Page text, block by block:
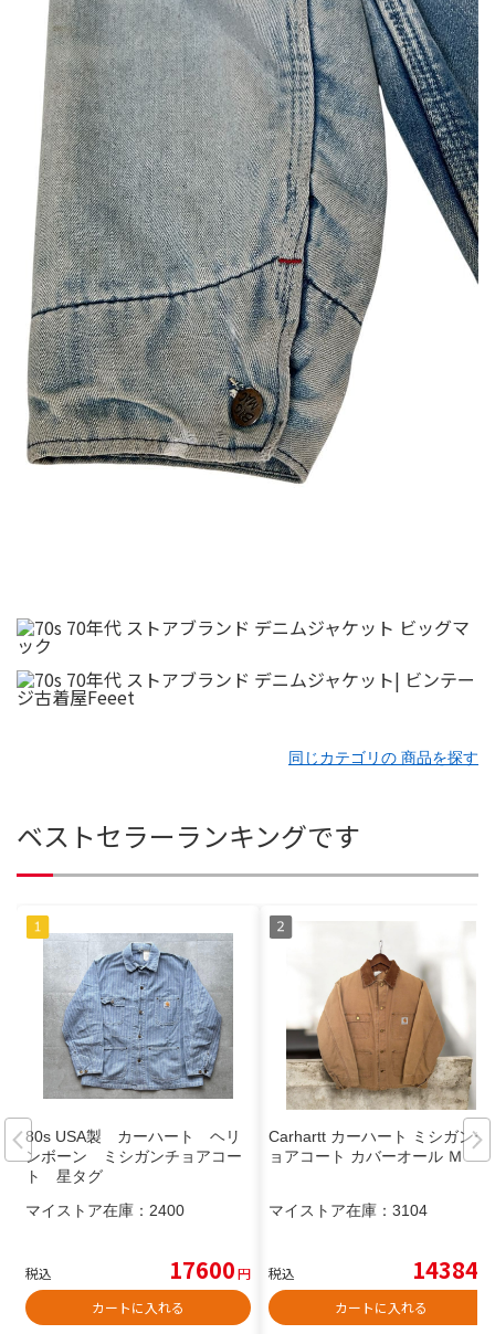
同じカテゴリの 商品を探す
ベストセラーランキングです
80s USA製 カーハート ヘリ
ンボーン ミシガンチョアコー
ト 星タグ
マイストア在庫： 2400
税込 17600円
カートに入れる
Carhartt カーハート ミシガンチ
ョアコート カバーオール Ｍ
マイストア在庫： 3104
税込 14384
カートに入れる